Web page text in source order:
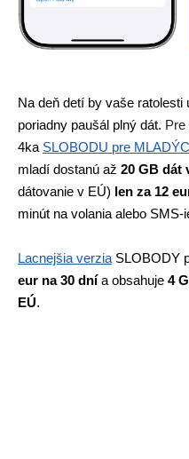
Na deň detí by vaše ratolesti
poriadny paušál plný dát.
4ka SLOBODU pre
mladí dostanú až 20 GB dát
dátovanie v EÚ) len za 12
minút na volania alebo SMS-
Lacnejšia verzia SLOBODY
eur na 30 dní a obsahuje 4
EÚ.